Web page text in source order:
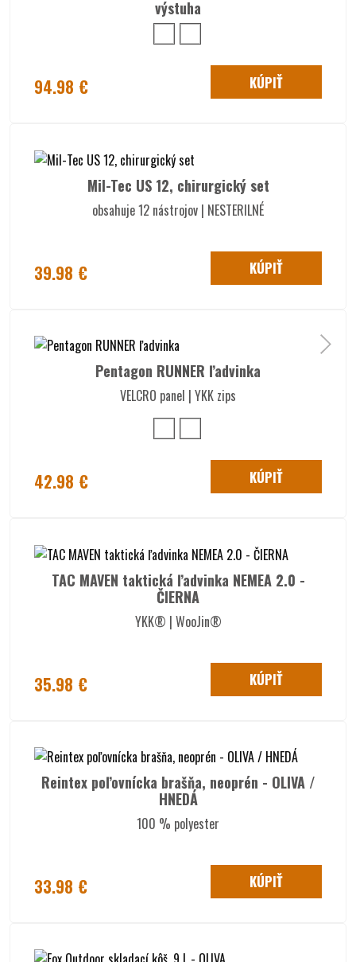
výstuha
94.98 € KÚPIŤ
Mil-Tec US 12, chirurgický set
obsahuje 12 nástrojov | NESTERILNÉ
39.98 € KÚPIŤ
Pentagon RUNNER ľadvinka
VELCRO panel | YKK zips
42.98 € KÚPIŤ
TAC MAVEN taktická ľadvinka NEMEA 2.0 -
ČIERNA
YKK® | WooJin®
35.98 € KÚPIŤ
Reintex poľovnícka brašňa, neoprén - OLIVA /
HNEDÁ
100 % polyester
33.98 € KÚPIŤ